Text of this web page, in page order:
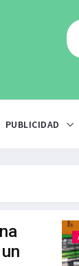
PUBLICIDAD